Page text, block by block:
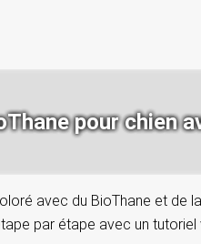
pour chien
avec du BioThane et de
par étape avec un